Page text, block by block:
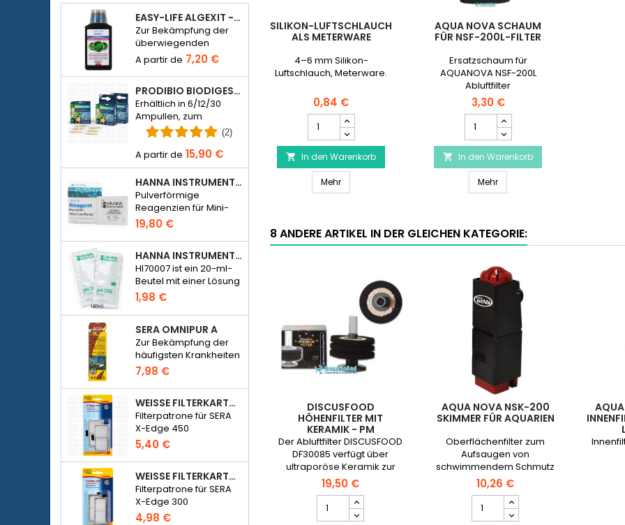
EASY-LIFE ALGEXIT - ANTI-ALGUES POUR AQUARIUM
Zur Bekämpfung der
überwiegenden
Mehrheit der
Algenarten in
Süßwasseraquarien.
7,20 €
PRODIBIO BIODIGEST – 6/12/30 AMPULLEN
Erhältlich in 6/12/30
Ampullen, zum
Besiedeln eines
Meerwasser- oder
Süßwasseraquariums
mit Bakterien.
(2)
15,90 €
HANNA INSTRUMENTS HI774-25 FÜR PHOSPHAT-PHOTOMETER HI774
Pulverförmige
Reagenzien für Mini-
Photometer Checker
HC Phosphat (HI774),
25 Tests
19,80 €
HANNA INSTRUMENTS HI70007 - PH 7,01 KALIBRIERLÖSUNG FÜR ELEKTRONISCHES PH-METER
HI70007 ist ein 20-ml-
Beutel mit einer Lösung
mit einem pH-Wert von
7,01 zur Kalibrierung
elektronischer pH-
Meter
1,98 €
SERA OMNIPUR A
Zur Bekämpfung der
häufigsten Krankheiten
von
Süßwasserzierfischen.
7,98 €
WEISSE FILTERKARTUSCHE FÜR SERA X-EDGE 450 - 2 STÜCK
Filterpatrone für SERA
X-Edge 450
5,40 €
WEISSE FILTERKARTUSCHE FÜR SERA X-EDGE 300 - 2 STÜCK
Filterpatrone für SERA
X-Edge 300
4,98 €
SILIKON-LUFTSCHLAUCH
ALS METERWARE
4–6 mm Silikon-
Luftschlauch, Meterware.
0,84 €
Luftschlauch
als
Meterware
Produktmengenfeld
 In den Warenkorb
MehrSilikon-Luftschlauch als Meterware
AQUA NOVA SCHAUM
FÜR NSF-200L-FILTER
Ersatzschaum für
AQUANOVA NSF-200L
Abluftfilter
3,30 €
NOVA
Schaum
für
NSF-
200L-
Filter
 In den Warenkorb
MehrAQUA NOVA Schaum für NSF-
8 ANDERE ARTIKEL IN DER GLEICHEN KATEGORIE:
DISCUSFOOD
HÖHENFILTER MIT
KERAMIK - PM
Der Abluftfilter DISCUSFOOD
DF30085 verfügt über
ultraporöse Keramik zur
mechanischen und
biologischen Filterung. Für
Aquarien bis 150 Liter
geeignet.
19,50 €
DISCUSFOOD
Höhenfilter
AQUA NOVA NSK-200
SKIMMER FÜR AQUARIEN
Oberflächenfilter zum
Aufsaugen von
schwimmendem Schmutz
und Entfernen des Fettfilms
von der Wasseroberfläche.
10,26 €
NOVA